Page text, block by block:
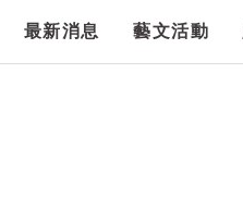
最新消息 藝文活動